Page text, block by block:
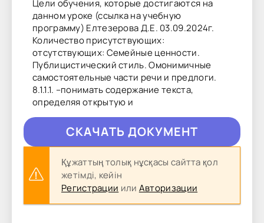
Цели обучения, которые достигаются на
данном уроке (ссылка на учебную
программу) Елтезерова Д.Е. 03.09.2024г.
Количество присутствующих:
отсутствующих: Семейные ценности.
Публицистический стиль. Омонимичные
самостоятельные части речи и предлоги.
8.1.1.1. –понимать содержание текста,
определяя открытую и
CКAЧAТЬ ДОКУМЕНТ
Құжаттың толық нұсқасы сайтта қол
жетімді, кейін
Регистрации или Авторизации